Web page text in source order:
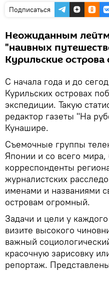
Подписаться
Неожиданным
"наивных
Курильские
С начала года и до
Курильских островах
экспедиции. Такую
редактор газеты "На
Кунашире.
Съемочные группы
Японии и со всего
корреспонденты
журналистских
именами и названиями
островам огромный.
Задачи и цели у
визите высокого
важный
красочную зарисовку
репортаж.